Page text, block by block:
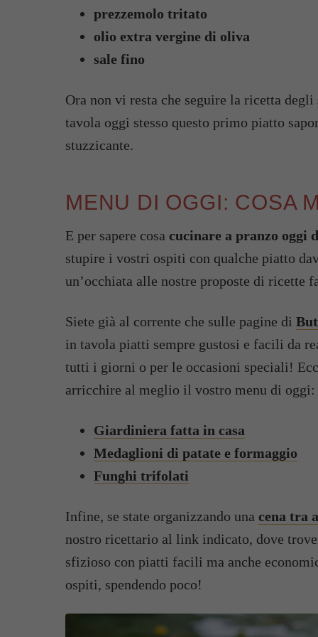
prezzemolo tritato
olio extra vergine di oliva
sale fino
Ora non vi resta che seguire la ricetta degli
tavola oggi stesso questo primo piatto
stuzzicante.
MENU DI OGGI: COSA
E per sapere cosa cucinare a pranzo oggi
stupire i vostri ospiti con qualche piatto
un’occhiata alle nostre proposte di ricette
Siete già al corrente che sulle pagine di
in tavola piatti sempre gustosi e facili da
tutti i giorni o per le occasioni speciali!
arricchire al meglio il vostro menu di oggi:
Giardiniera fatta in casa
Medaglioni di patate e formaggio
Funghi trifolati
Infine, se state organizzando una cena tra
nostro ricettario al link indicato, dove
sfizioso con piatti facili ma anche
ospiti, spendendo poco!